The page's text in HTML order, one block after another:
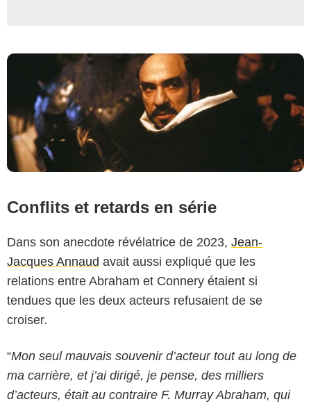
Conflits et retards en série
Dans son anecdote révélatrice de 2023, Jean-
Jacques Annaud avait aussi expliqué que les
relations entre Abraham et Connery étaient si
tendues que les deux acteurs refusaient de se
croiser.
“Mon seul mauvais souvenir d’acteur tout au long de
ma carrière, et j’ai dirigé, je pense, des milliers
d’acteurs, était au contraire F. Murray Abraham, qui